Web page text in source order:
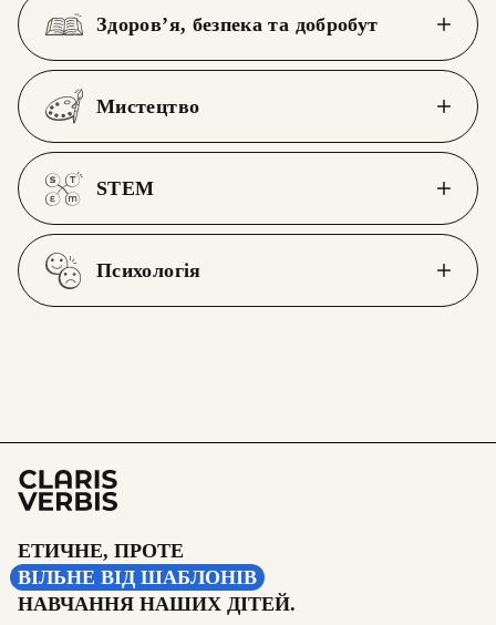
Здоров’я, безпека та добробут
Мистецтво
STEM
Психологія
ЕТИЧНЕ, ПРОТЕ
ВІЛЬНЕ ВІД ШАБЛОНІВ
НАВЧАННЯ НАШИХ ДІТЕЙ.